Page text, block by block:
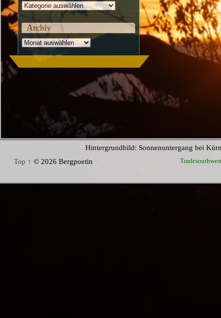
Kategorien
Archiv
Archiv
Hintergrundbild: Sonnenuntergang bei
Top ↑ © 2026 Bergpoetin